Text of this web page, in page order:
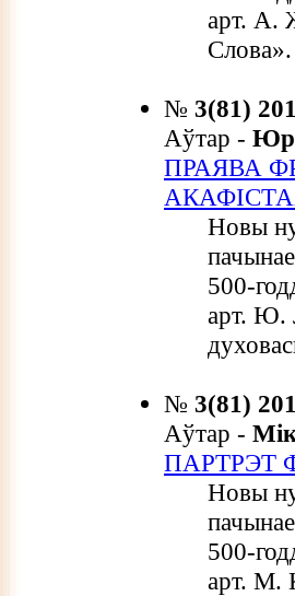
арт. А.
Слова».
№ 3(81)
Аўтар -
ПРАЯВА
Новы
500-
арт. Ю.
№ 3(81)
Аўтар -
ПАРТРЭТ
Новы
500-
арт. М.